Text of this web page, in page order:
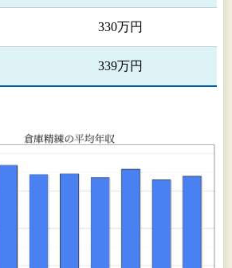
330万円
339万円